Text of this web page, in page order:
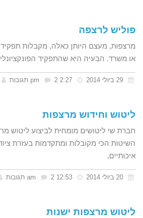
פוליש לרצפה
מרצפות, מעצם היותן כאלה, מקבלות
או משרד. הבעיה היא שהתפקיד
2 תגובות
ליטוש וחידוש מרצפות
חברת שי ליטושים מומחית לביצוע ליטוש
השיטות הכי מקובלות ומתקדמות בעזרת
איכותיים,
2 תגובות
ליטוש מרצפות ישנות